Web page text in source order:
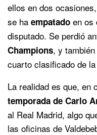
ellos en dos
se ha empatado en os
disputado. Se perdió
Champions, y
cuarto clasificado de
La realidad es que, en
temporada de Carlo
al Real Madrid, algo
las oficinas de